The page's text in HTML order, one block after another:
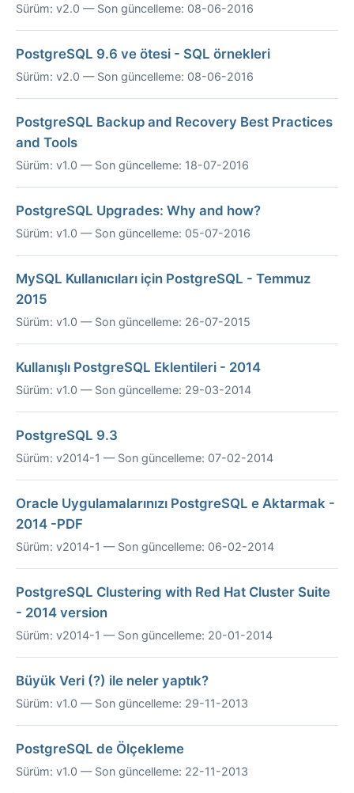
Sürüm: v2.0 — Son güncelleme: 08-06-2016
PostgreSQL 9.6 ve ötesi - SQL örnekleri
Sürüm: v2.0 — Son güncelleme: 08-06-2016
PostgreSQL Backup and Recovery Best Practices
and Tools
Sürüm: v1.0 — Son güncelleme: 18-07-2016
PostgreSQL Upgrades: Why and how?
Sürüm: v1.0 — Son güncelleme: 05-07-2016
MySQL Kullanıcıları için PostgreSQL - Temmuz
2015
Sürüm: v1.0 — Son güncelleme: 26-07-2015
Kullanışlı PostgreSQL Eklentileri - 2014
Sürüm: v1.0 — Son güncelleme: 29-03-2014
PostgreSQL 9.3
Sürüm: v2014-1 — Son güncelleme: 07-02-2014
Oracle Uygulamalarınızı PostgreSQL e Aktarmak -
2014 -PDF
Sürüm: v2014-1 — Son güncelleme: 06-02-2014
PostgreSQL Clustering with Red Hat Cluster Suite
- 2014 version
Sürüm: v2014-1 — Son güncelleme: 20-01-2014
Büyük Veri (?) ile neler yaptık?
Sürüm: v1.0 — Son güncelleme: 29-11-2013
PostgreSQL de Ölçekleme
Sürüm: v1.0 — Son güncelleme: 22-11-2013